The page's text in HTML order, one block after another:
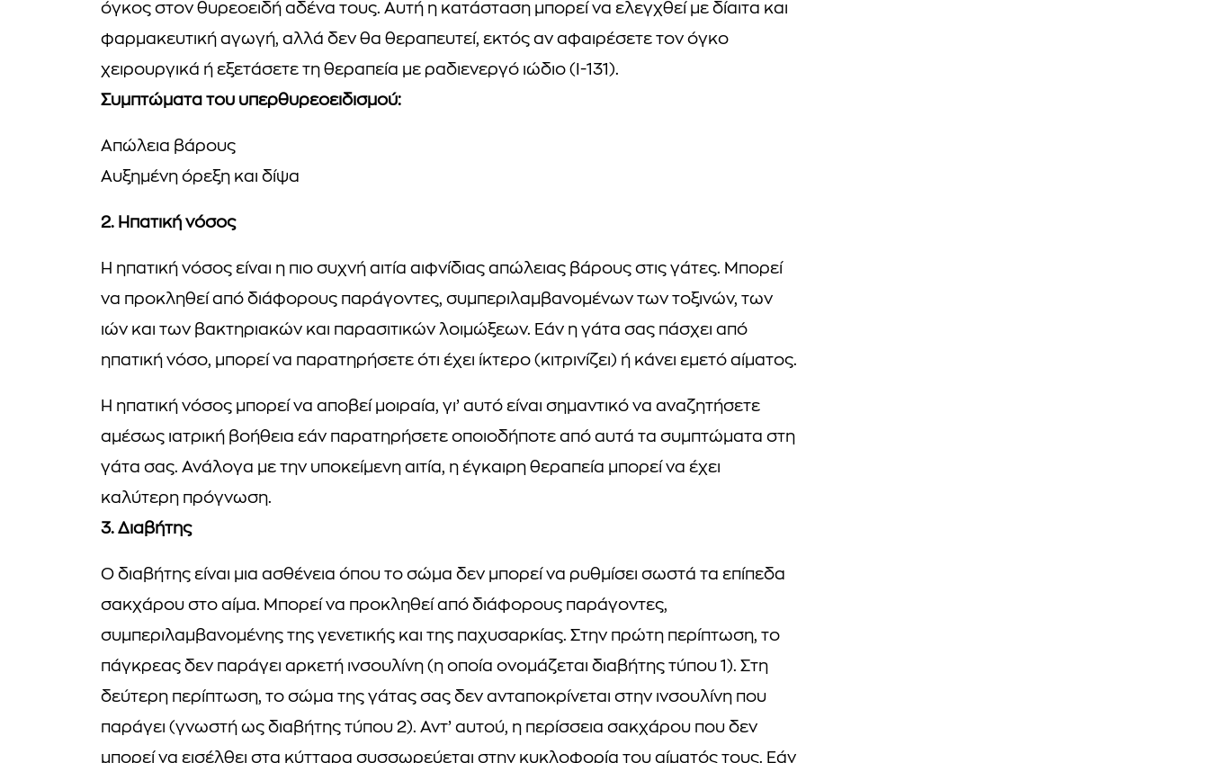
όγκος στον θυρεοειδή αδένα τους. Αυτή η κατάσταση μπορεί να ελεγχθεί με δίαιτα και
φαρμακευτική αγωγή, αλλά δεν θα θεραπευτεί, εκτός αν αφαιρέσετε τον όγκο
χειρουργικά ή εξετάσετε τη θεραπεία με ραδιενεργό ιώδιο (Ι-131).
Συμπτώματα του υπερθυρεοειδισμού:
Απώλεια βάρους
Αυξημένη όρεξη και δίψα
2. Ηπατική νόσος
Η ηπατική νόσος είναι η πιο συχνή αιτία αιφνίδιας απώλειας βάρους στις γάτες. Μπορεί
να προκληθεί από διάφορους παράγοντες, συμπεριλαμβανομένων των τοξινών, των
ιών και των βακτηριακών και παρασιτικών λοιμώξεων. Εάν η γάτα σας πάσχει από
ηπατική νόσο, μπορεί να παρατηρήσετε ότι έχει ίκτερο (κιτρινίζει) ή κάνει εμετό αίματος.
Η ηπατική νόσος μπορεί να αποβεί μοιραία, γι’ αυτό είναι σημαντικό να αναζητήσετε
αμέσως ιατρική βοήθεια εάν παρατηρήσετε οποιοδήποτε από αυτά τα συμπτώματα στη
γάτα σας. Ανάλογα με την υποκείμενη αιτία, η έγκαιρη θεραπεία μπορεί να έχει
καλύτερη πρόγνωση.
3. Διαβήτης
Ο διαβήτης είναι μια ασθένεια όπου το σώμα δεν μπορεί να ρυθμίσει σωστά τα επίπεδα
σακχάρου στο αίμα. Μπορεί να προκληθεί από διάφορους παράγοντες,
συμπεριλαμβανομένης της γενετικής και της παχυσαρκίας. Στην πρώτη περίπτωση, το
πάγκρεας δεν παράγει αρκετή ινσουλίνη (η οποία ονομάζεται διαβήτης τύπου 1). Στη
δεύτερη περίπτωση, το σώμα της γάτας σας δεν ανταποκρίνεται στην ινσουλίνη που
παράγει (γνωστή ως διαβήτης τύπου 2). Αντ’ αυτού, η περίσσεια σακχάρου που δεν
μπορεί να εισέλθει στα κύτταρα συσσωρεύεται στην κυκλοφορία του αίματός τους. Εάν